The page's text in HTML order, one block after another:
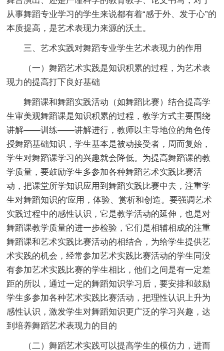
从事舞蹈专业学习的学生来说都有着“感于外、发于心”的
本质提高，是艺术表现力来源的沃土。
三、艺术实践对舞蹈专业学生艺术表现力的作用
（一）舞蹈艺术实践是知识积累的过程，为艺术表
现力的提高打下良好基础
舞蹈课和舞蹈实践活动（如舞蹈比赛）结合提高学
生审美观舞蹈课是知识积累的过程，教学方式主要围绕
讲解——训练——讲解进行，教师以主导地位的角色传
授舞蹈基础知识，学生基本是被动接受者，周而复始，
学生对舞蹈课学习的兴趣就会降低。为提高舞蹈课的教
学质量，要鼓励学生多参加各种舞蹈艺术实践比赛活
动，把课堂所学知识应用到舞蹈实践比赛中去，注重学
生对舞蹈知识的'应用，体验、赏析和创造。要强调艺术
实践过程中的感性认识，它是教学活动的延伸，也是对
舞蹈课教学质量的进一步检验，它们是相辅相成的注重
舞蹈课和艺术实践比赛活动的相结合，为给学生提供艺
术实践的机会，经常参加艺术实践比赛活动的学生同没
有参加艺术实践比赛的学生相比，他们之间是有一定差
距的所以，通过一定的舞蹈知识学习后，要安排和鼓励
学生多参加各种艺术实践比赛活动，把理性认识上升为
感性认识，激发学生对舞蹈知识更广泛的学习兴趣，达
到培养舞蹈艺术表现力的目的
（二）舞蹈艺术实践可以提高学生的模仿力，进而